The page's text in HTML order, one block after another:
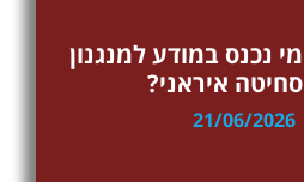
מי נכנס במודע למנגנון
סחיטה איראני?
21/06/2026